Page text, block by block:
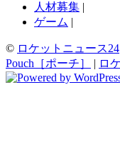
人材募集 |
ゲーム |
© ロケットニュース24
Pouch［ポーチ］
| ロ